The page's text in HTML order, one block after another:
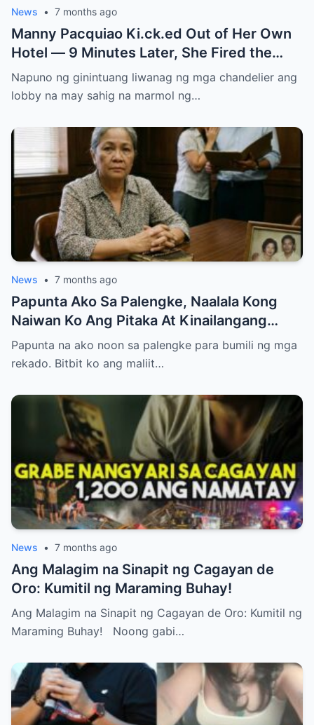
News • 7 months ago
Manny Pacquiao Ki.ck.ed Out of Her Own
Hotel — 9 Minutes Later, She Fired the
Entire Staff…..
Napuno ng ginintuang liwanag ng mga chandelier ang
lobby na may sahig na marmol ng…
News • 7 months ago
Papunta Ako Sa Palengke, Naalala Kong
Naiwan Ko Ang Pitaka At Kinailangang
Umuwi, Pero…
Papunta na ako noon sa palengke para bumili ng mga
rekado. Bitbit ko ang maliit…
News • 7 months ago
Ang Malagim na Sinapit ng Cagayan de
Oro: Kumitil ng Maraming Buhay!
Ang Malagim na Sinapit ng Cagayan de Oro: Kumitil ng
Maraming Buhay! Noong gabi…